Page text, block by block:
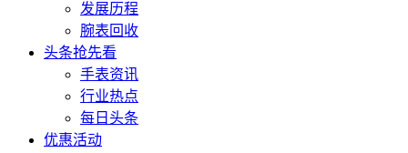
发展历程
腕表回收
头条抢先看
手表资讯
行业热点
每日头条
优惠活动